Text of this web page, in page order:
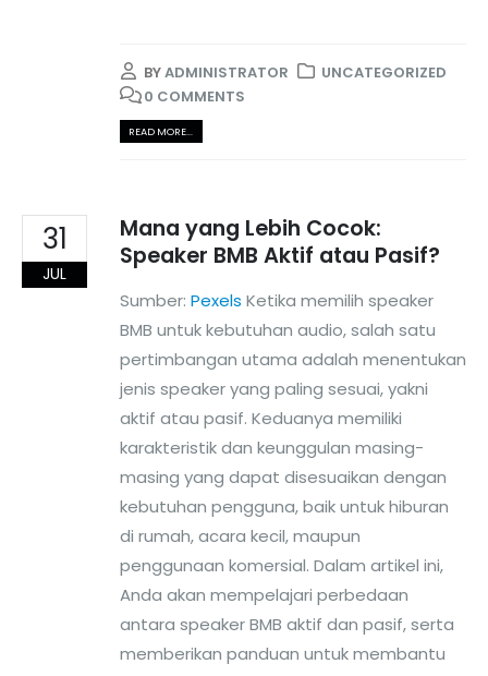
BYADMINISTRATOR
UNCATEGORIZED
0 COMMENTS
READ MORE...
31
JUL
Mana yang Lebih Cocok:
Speaker BMB Aktif atau Pasif?
Sumber: Pexels Ketika memilih speaker
BMB untuk kebutuhan audio, salah satu
pertimbangan utama adalah menentukan
jenis speaker yang paling sesuai, yakni
aktif atau pasif. Keduanya memiliki
karakteristik dan keunggulan masing-
masing yang dapat disesuaikan dengan
kebutuhan pengguna, baik untuk hiburan
di rumah, acara kecil, maupun
penggunaan komersial. Dalam artikel ini,
Anda akan mempelajari perbedaan
antara speaker BMB aktif dan pasif, serta
memberikan panduan untuk membantu